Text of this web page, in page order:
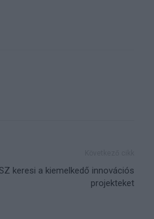
keresi a kiemelkedő innovációs
projekteket